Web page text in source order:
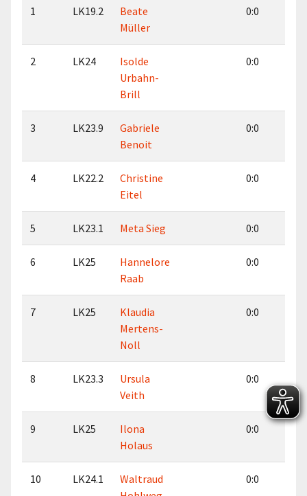
1 LK19.2
Beate
Müller
0:0
2 LK24
Isolde
Urbahn-
Brill
0:0
3 LK23.9
Gabriele
Benoit
0:0
4 LK22.2
Christine
Eitel
0:0
5 LK23.1 Meta Sieg 0:0
6 LK25
Hannelore
Raab
0:0
7 LK25
Klaudia
Mertens-
Noll
0:0
8 LK23.3
Ursula
Veith
0:0
9 LK25
Ilona
Holaus
0:0
10 LK24.1
Waltraud
0:0